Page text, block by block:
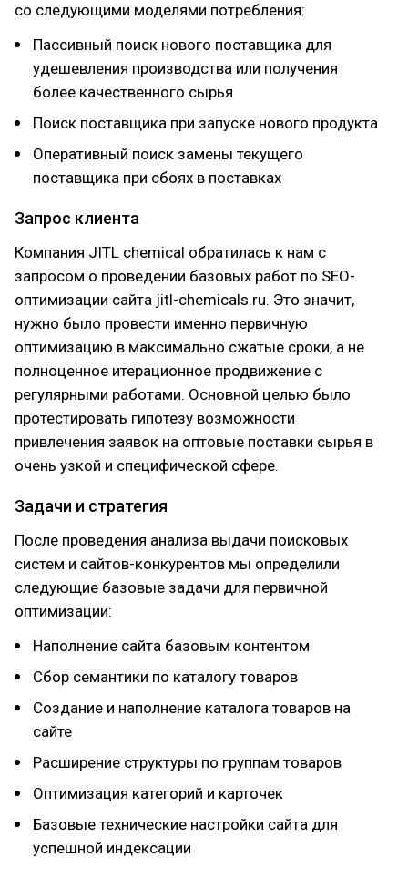
со следующими моделями потребления:
Пассивный поиск нового поставщика для
удешевления производства или получения
более качественного сырья
Поиск поставщика при запуске нового продукта
Оперативный поиск замены текущего
поставщика при сбоях в поставках
Запрос клиента
Компания JITL chemical обратилась к нам с
запросом о проведении базовых работ по SEO-
оптимизации сайта jitl-chemicals.ru. Это значит,
нужно было провести именно первичную
оптимизацию в максимально сжатые сроки, а не
полноценное итерационное продвижение с
регулярными работами. Основной целью было
протестировать гипотезу возможности
привлечения заявок на оптовые поставки сырья в
очень узкой и специфической сфере.
Задачи и стратегия
После проведения анализа выдачи поисковых
систем и сайтов-конкурентов мы определили
следующие базовые задачи для первичной
оптимизации:
Наполнение сайта базовым контентом
Сбор семантики по каталогу товаров
Создание и наполнение каталога товаров на
сайте
Расширение структуры по группам товаров
Оптимизация категорий и карточек
Базовые технические настройки сайта для
успешной индексации